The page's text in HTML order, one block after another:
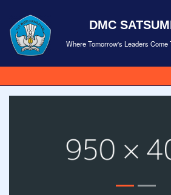
DMC
Where Tomorrow's Leaders Come